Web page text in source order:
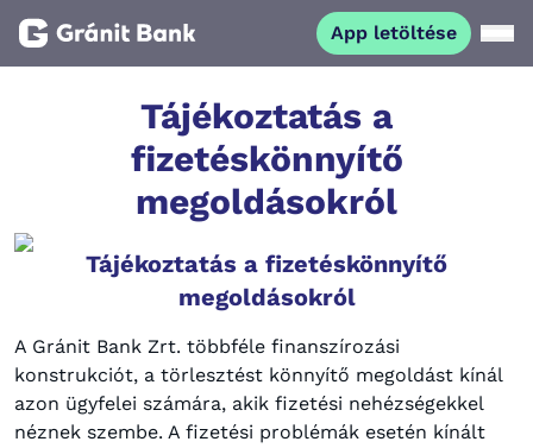
App letöltése
Magánszemélyeknek
Vállalkozásoknak
Fiataloknak
Kapcsolat
Tájékoztatás a
fizetéskönnyítő
megoldásokról
Tájékoztatás a fizetéskönnyítő
megoldásokról
A Gránit Bank Zrt. többféle finanszírozási
konstrukciót, a törlesztést könnyítő megoldást kínál
azon ügyfelei számára, akik fizetési nehézségekkel
néznek szembe. A fizetési problémák esetén kínált